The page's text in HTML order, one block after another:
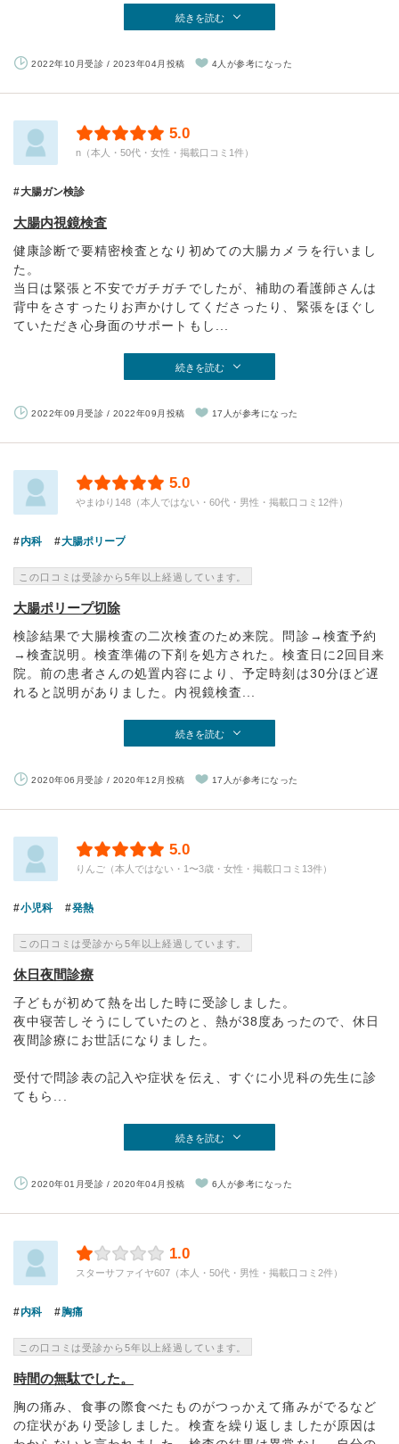
続きを読む
2022年10月受診 / 2023年04月投稿 4人が参考になった
5.0
n（本人・50代・女性・掲載口コミ1件）
大腸ガン検診
大腸内視鏡検査
健康診断で要精密検査となり初めての大腸カメラを行いまし
た。
当日は緊張と不安でガチガチでしたが、補助の看護師さんは
背中をさすったりお声かけしてくださったり、緊張をほぐし
ていただき心身面のサポートもし...
続きを読む
2022年09月受診 / 2022年09月投稿 17人が参考になった
5.0
やまゆり148（本人ではない・60代・男性・掲載口コミ12件）
内科 大腸ポリープ
この口コミは受診から5年以上経過しています。
大腸ポリープ切除
検診結果で大腸検査の二次検査のため来院。問診→検査予約
→検査説明。検査準備の下剤を処方された。検査日に2回目来
院。前の患者さんの処置内容により、予定時刻は30分ほど遅
れると説明がありました。内視鏡検査...
続きを読む
2020年06月受診 / 2020年12月投稿 17人が参考になった
5.0
りんご（本人ではない・1〜3歳・女性・掲載口コミ13件）
小児科 発熱
この口コミは受診から5年以上経過しています。
休日夜間診療
子どもが初めて熱を出した時に受診しました。
夜中寝苦しそうにしていたのと、熱が38度あったので、休日
夜間診療にお世話になりました。
受付で問診表の記入や症状を伝え、すぐに小児科の先生に診
てもら...
続きを読む
2020年01月受診 / 2020年04月投稿 6人が参考になった
1.0
スターサファイヤ607（本人・50代・男性・掲載口コミ2件）
内科 胸痛
この口コミは受診から5年以上経過しています。
時間の無駄でした。
胸の痛み、食事の際食べたものがつっかえて痛みがでるなど
の症状があり受診しました。検査を繰り返しましたが原因は